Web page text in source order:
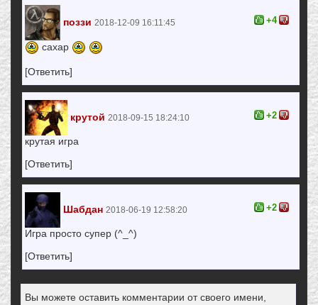
поззи 2018-12-09 16:11:45
сахар
[Ответить]
+4
крутой 2018-09-15 18:24:10
крутая игра
[Ответить]
+2
Шабдан 2018-06-19 12:58:20
Игра просто супер (^_^)
[Ответить]
+2
Вы можете оставить комментарии от своего имени,